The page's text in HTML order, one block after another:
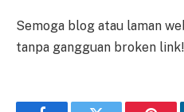
Semoga blog atau laman
tanpa gangguan broken link!